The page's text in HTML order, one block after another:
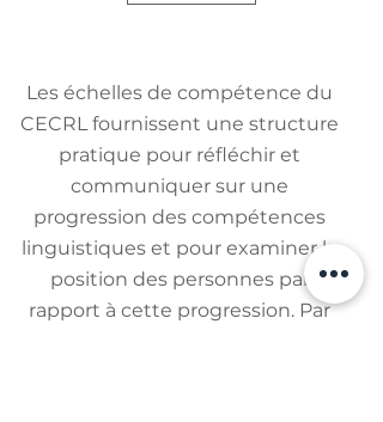
Les échelles de compétence du
CECRL fournissent une structure
pratique pour réfléchir et
communiquer sur une
progression des compétences
linguistiques et pour examiner la
position des personnes par
rapport à cette progression. Par